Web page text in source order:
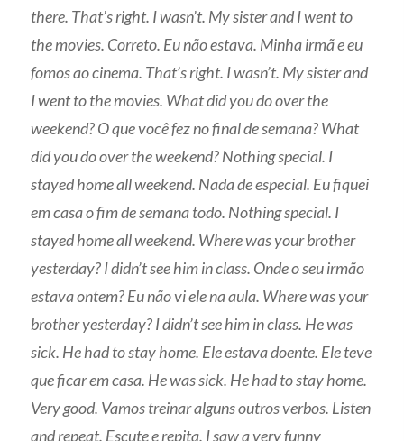
there. That’s right. I wasn’t. My sister and I went to
the movies. Correto. Eu não estava. Minha irmã e eu
fomos ao cinema. That’s right. I wasn’t. My sister and
I went to the movies. What did you do over the
weekend? O que você fez no final de semana? What
did you do over the weekend? Nothing special. I
stayed home all weekend. Nada de especial. Eu fiquei
em casa o fim de semana todo. Nothing special. I
stayed home all weekend. Where was your brother
yesterday? I didn’t see him in class. Onde o seu irmão
estava ontem? Eu não vi ele na aula. Where was your
brother yesterday? I didn’t see him in class. He was
sick. He had to stay home. Ele estava doente. Ele teve
que ficar em casa. He was sick. He had to stay home.
Very good. Vamos treinar alguns outros verbos. Listen
and repeat. Escute e repita. I saw a very funny